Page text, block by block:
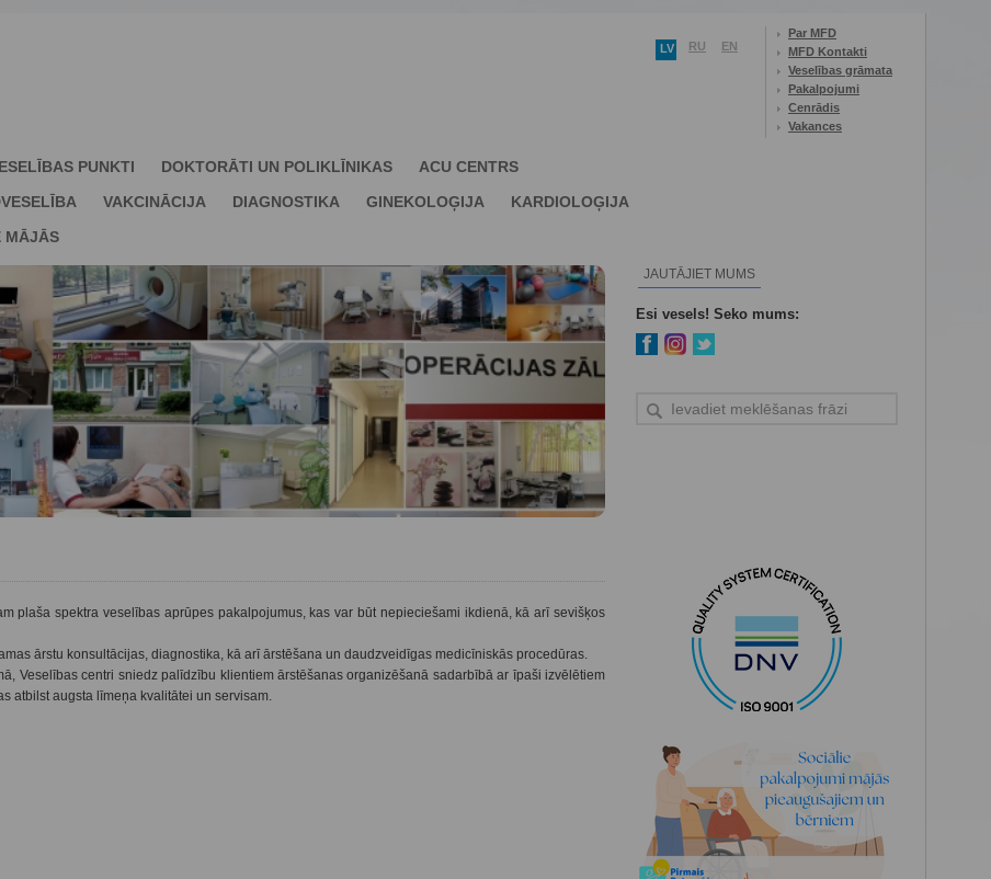
LV RU EN
Par MFD
MFD Kontakti
Veselības grāmata
Pakalpojumi
Cenrādis
Vakances
PUNKTI DOKTORĀTI UN POLIKLĪNIKAS
ACU CENTRS
VAKCINĀCIJA DIAGNOSTIKA GINEKOLOĢIJA
KARDIOLOĢIJA
MĀJĀS
JAUTĀJIET MUMS
Esi vesels! Seko mums:
plaša spektra veselības aprūpes pakalpojumus, kas var būt nepieciešami ikdienā, kā arī sevišķos
ārstu konsultācijas, diagnostika, kā arī ārstēšana un daudzveidīgas medicīniskās procedūras.
Veselības centri sniedz palīdzību klientiem ārstēšanas organizēšanā sadarbībā ar īpaši izvēlētiem
atbilst augsta līmeņa kvalitātei un servisam.